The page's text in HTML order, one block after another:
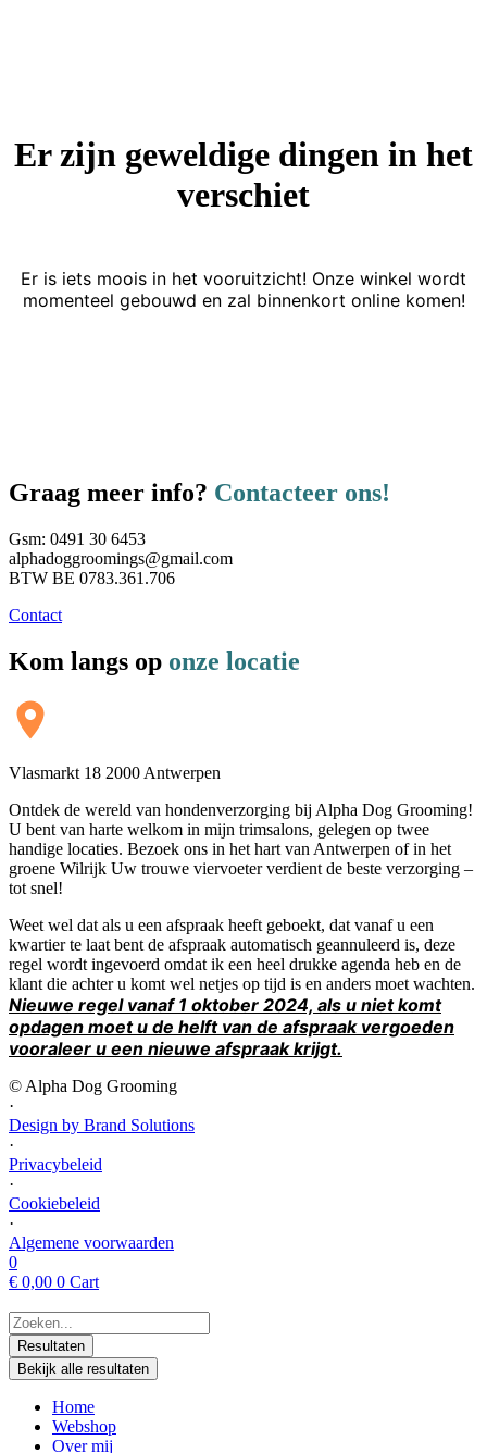
Er zijn geweldige dingen in het
verschiet
Er is iets moois in het vooruitzicht! Onze winkel wordt
momenteel gebouwd en zal binnenkort online komen!
Graag meer info? Contacteer ons!
Gsm: 0491 30 6453
alphadoggroomings@gmail.com
BTW BE 0783.361.706
Contact
Kom langs op onze locatie
Vlasmarkt 18 2000 Antwerpen
Ontdek de wereld van hondenverzorging bij Alpha Dog Grooming!
U bent van harte welkom in mijn trimsalons, gelegen op twee
handige locaties. Bezoek ons in het hart van Antwerpen of in het
groene Wilrijk Uw trouwe viervoeter verdient de beste verzorging –
tot snel!
Weet wel dat als u een afspraak heeft geboekt, dat vanaf u een
kwartier te laat bent de afspraak automatisch geannuleerd is, deze
regel wordt ingevoerd omdat ik een heel drukke agenda heb en de
klant die achter u komt wel netjes op tijd is en anders moet wachten.
Nieuwe regel vanaf 1 oktober 2024, als u niet komt
opdagen moet u de helft van de afspraak vergoeden
vooraleer u een nieuwe afspraak krijgt.
© Alpha Dog Grooming
·
Design by Brand Solutions
·
Privacybeleid
·
Cookiebeleid
·
Algemene voorwaarden
0
€ 0,00 0 Cart
Search
...Resultaten
Bekijk alle resultaten
Home
Webshop
Over mij